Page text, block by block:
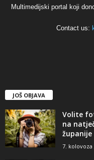
Multimedijski portal koji
Contact us:
JOŠ OBJAVA
Volite
na
županije
7. kolovoza